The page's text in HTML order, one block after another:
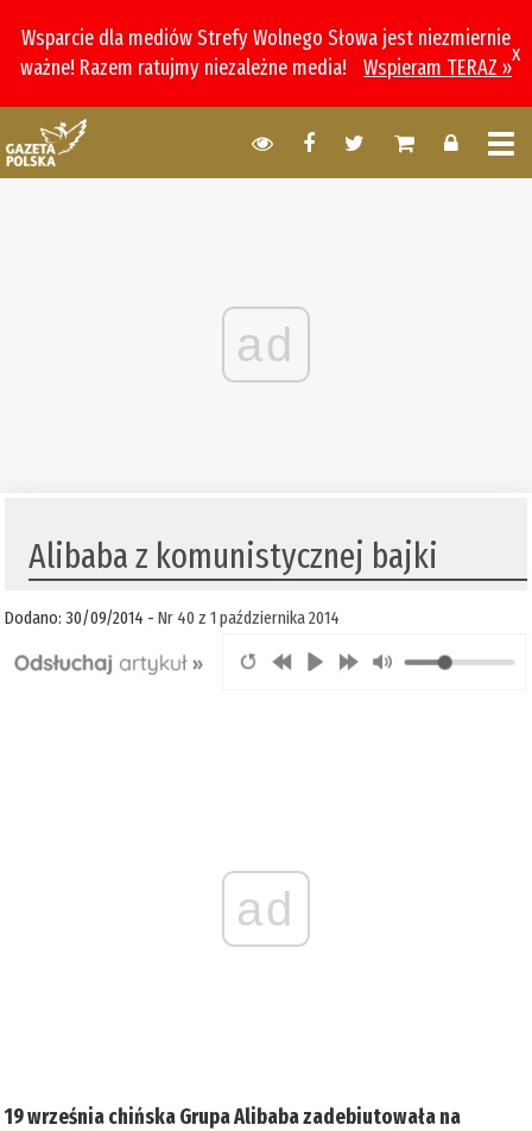
Wsparcie dla mediów Strefy Wolnego Słowa jest niezmiernie
ważne! Razem ratujmy niezależne media!
Wspieram TERAZ »
x
ad
Alibaba z komunistycznej bajki
Dodano: 30/09/2014 -Nr 40 z 1 października 2014
ad
19 września chińska Grupa Alibaba zadebiutowała na